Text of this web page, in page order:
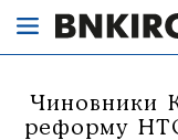
Чиновники
реформу